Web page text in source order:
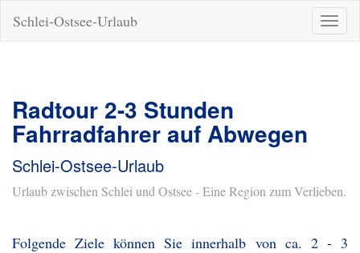
ein-/
Schlei-Ostsee-Urlaub
Radtour 2-3 Stunden
Fahrradfahrer auf Abwegen
Schlei-Ostsee-Urlaub
Urlaub zwischen Schlei und Ostsee - Eine Region zum Verlieben.
Folgende Ziele können Sie innerhalb von ca. 2 - 3